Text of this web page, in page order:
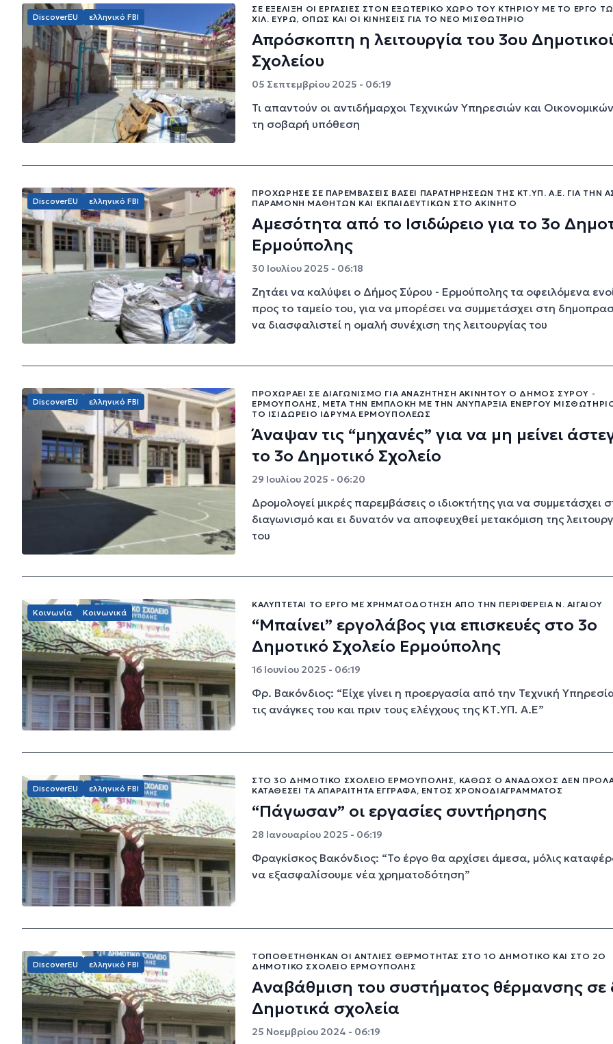
DiscoverEU ελληνικό FBI
ΣΕ ΕΞΈΛΙΞΗ ΟΙ ΕΡΓΑΣΊΕΣ ΣΤΟΝ ΕΞΩΤΕΡΙΚΌ ΧΏΡΟ ΤΟΥ ΚΤΗΡΊΟΥ ΜΕ ΤΟ ΈΡΓΟ
ΧΙΛ. ΕΥΡΏ, ΌΠΩΣ ΚΑΙ ΟΙ ΚΙΝΉΣΕΙΣ ΓΙΑ ΤΟ ΝΈΟ ΜΙΣΘΩΤΉΡΙΟ
Απρόσκοπτη η λειτουργία του 3ου
Σχολείου
05 Σεπτεμβρίου 2025 - 06:19
Τι απαντούν οι αντιδήμαρχοι Τεχνικών Υπηρεσιών και
τη σοβαρή υπόθεση
DiscoverEU ελληνικό FBI
ΠΡΟΧΏΡΗΣΕ ΣΕ ΠΑΡΕΜΒΆΣΕΙΣ ΒΆΣΕΙ ΠΑΡΑΤΗΡΉΣΕΩΝ ΤΗΣ ΚΤ.ΥΠ. Α.Ε. ΓΙΑ ΤΗΝ
ΠΑΡΑΜΟΝΉ ΜΑΘΗΤΏΝ ΚΑΙ ΕΚΠΑΙΔΕΥΤΙΚΏΝ ΣΤΟ ΑΚΊΝΗΤΟ
Αμεσότητα από το Ισιδώρειο για το 3ο
Ερμούπολης
30 Ιουλίου 2025 - 06:18
Ζητάει να καλύψει ο Δήμος Σύρου - Ερμούπολης τα οφειλόμενα
προς το ταμείο του, για να μπορέσει να συμμετάσχει στη
να διασφαλιστεί η ομαλή συνέχιση της λειτουργίας του
DiscoverEU ελληνικό FBI
ΠΡΟΧΩΡΆΕΙ ΣΕ ΔΙΑΓΩΝΙΣΜΌ ΓΙΑ ΑΝΑΖΉΤΗΣΗ ΑΚΙΝΉΤΟΥ Ο ΔΉΜΟΣ ΣΎΡΟΥ -
ΕΡΜΟΎΠΟΛΗΣ, ΜΕΤΆ ΤΗΝ ΕΜΠΛΟΚΉ ΜΕ ΤΗΝ ΑΝΥΠΑΡΞΊΑ ΕΝΕΡΓΟΎ
ΤΟ ΙΣΙΔΏΡΕΙΟ ΊΔΡΥΜΑ ΕΡΜΟΥΠΌΛΕΩΣ
Άναψαν τις “μηχανές” για να μη μείνει
το 3ο Δημοτικό Σχολείο
29 Ιουλίου 2025 - 06:20
Δρομολογεί μικρές παρεμβάσεις ο ιδιοκτήτης για να συμμετάσχει
διαγωνισμό και ει δυνατόν να αποφευχθεί μετακόμιση της
του
Κοινωνία Κοινωνικά
ΚΑΛΎΠΤΕΤΑΙ ΤΟ ΈΡΓΟ ΜΕ ΧΡΗΜΑΤΟΔΌΤΗΣΗ ΑΠΌ ΤΗΝ ΠΕΡΙΦΈΡΕΙΑ Ν. ΑΙΓΑΊΟΥ
“Μπαίνει” εργολάβος για επισκευές στο 3ο
Δημοτικό Σχολείο Ερμούπολης
16 Ιουνίου 2025 - 06:19
Φρ. Βακόνδιος: “Είχε γίνει η προεργασία από την Τεχνική
τις ανάγκες του και πριν τους ελέγχους της ΚΤ.ΥΠ. Α.Ε”
DiscoverEU ελληνικό FBI
ΣΤΟ 3Ο ΔΗΜΟΤΙΚΌ ΣΧΟΛΕΊΟ ΕΡΜΟΎΠΟΛΗΣ, ΚΑΘΏΣ Ο ΑΝΆΔΟΧΟΣ ΔΕΝ
ΚΑΤΑΘΈΣΕΙ ΤΑ ΑΠΑΡΑΊΤΗΤΑ ΈΓΓΡΑΦΑ, ΕΝΤΌΣ ΧΡΟΝΟΔΙΑΓΡΆΜΜΑΤΟΣ
“Πάγωσαν” οι εργασίες συντήρησης
28 Ιανουαρίου 2025 - 06:19
Φραγκίσκος Βακόνδιος: “Το έργο θα αρχίσει άμεσα, μόλις
να εξασφαλίσουμε νέα χρηματοδότηση”
DiscoverEU ελληνικό FBI
ΤΟΠΟΘΕΤΉΘΗΚΑΝ ΟΙ ΑΝΤΛΊΕΣ ΘΕΡΜΌΤΗΤΑΣ ΣΤΟ 1Ο ΔΗΜΟΤΙΚΌ ΚΑΙ ΣΤΟ 2Ο
ΔΗΜΟΤΙΚΌ ΣΧΟΛΕΊΟ ΕΡΜΟΎΠΟΛΗΣ
Αναβάθμιση του συστήματος θέρμανσης σε
Δημοτικά σχολεία
25 Νοεμβρίου 2024 - 06:19